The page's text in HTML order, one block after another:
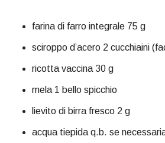
farina di farro integrale 75 g
sciroppo d’acero 2 cucchiaini
ricotta vaccina 30 g
mela 1 bello spicchio
lievito di birra fresco 2 g
acqua tiepida q.b. se